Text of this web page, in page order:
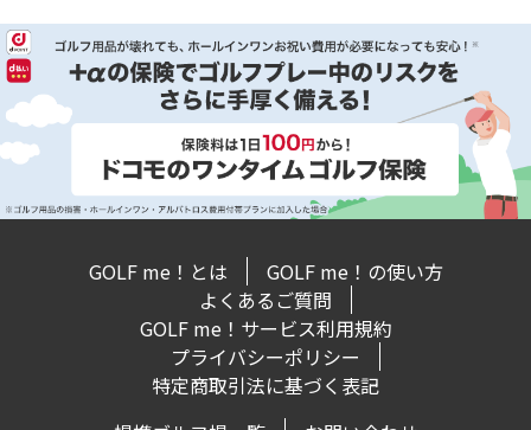
GOLF me！とは
GOLF me！の使い方
よくあるご質問
GOLF me！サービス利用規約
プライバシーポリシー
特定商取引法に基づく表記